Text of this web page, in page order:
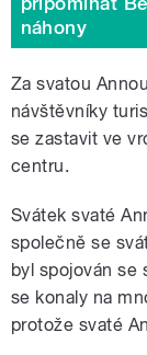
náhony
Za svatou
návštěvníky
se zastavit ve
centru.
Svátek svaté
společně se
byl spojován se
se konaly na
protože svaté